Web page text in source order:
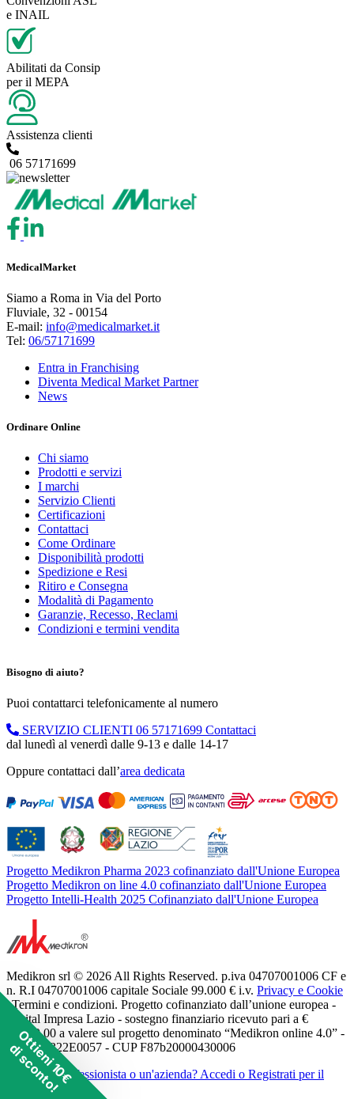
e INAIL
Abilitati da Consip
per il MEPA
Assistenza clienti
06 57171699
MedicalMarket
Siamo a Roma in Via del Porto
Fluviale, 32 - 00154
E-mail: info@medicalmarket.it
Tel: 06/57171699
Entra in Franchising
Diventa Medical Market Partner
News
Ordinare Online
Chi siamo
Prodotti e servizi
I marchi
Servizio Clienti
Certificazioni
Contattaci
Come Ordinare
Disponibilità prodotti
Spedizione e Resi
Ritiro e Consegna
Modalità di Pagamento
Garanzie, Recesso, Reclami
Condizioni e termini vendita
Bisogno di aiuto?
Puoi contattarci telefonicamente al numero
SERVIZIO CLIENTI 06 57171699 Contattaci
dal lunedì al venerdì dalle 9-13 e dalle 14-17
Oppure contattaci dall’area dedicata
Progetto Medikron Pharma 2023 cofinanziato dall'Unione Europea
Progetto Medikron on line 4.0 cofinanziato dall'Unione Europea
Progetto Intelli-Health 2025 Cofinanziato dall'Unione Europea
Medikron srl © 2026 All Rights Reserved. p.iva 04707001006 CF e
n. R.I 04707001006 capitale Sociale 99.000 € i.v. Privacy e Cookie
| Termini e condizioni. Progetto cofinanziato dall’unione europea -
Digital Impresa Lazio - sostegno finanziario ricevuto pari a €
11.250,00 a valere sul progetto denominato “Medikron online 4.0” -
POR A0322E0057 - CUP F87b20000430006
Sei un professionista o un'azienda?Accedi o Registrati per il
listino dedicato
Ottieni 10€
di sconto!